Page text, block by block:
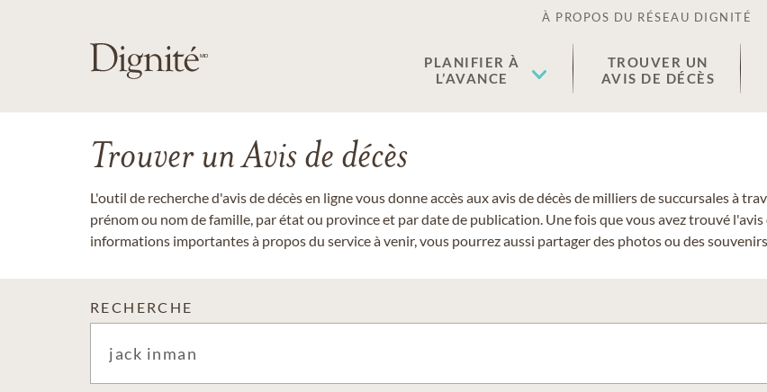
À PROPOS DU RÉSEAU DIGNITÉ
PLANIFIER À
L’AVANCE
TROUVER UN
AVIS DE DÉCÈS
Trouver un Avis de décès
L'outil de recherche d'avis de décès en ligne vous donne accès aux avis de décès de milliers de succursales à
prénom ou nom de famille, par état ou province et par date de publication. Une fois que vous avez trouvé
informations importantes à propos du service à venir, vous pourrez aussi partager des photos ou des
RECHERCHE